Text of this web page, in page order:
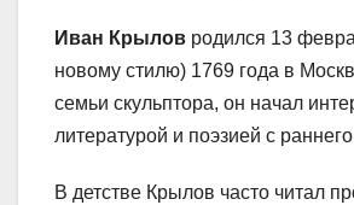
Иван Крылов родился 13
новому стилю) 1769 года в
семьи скульптора, он начал
литературой и поэзией с
В детстве Крылов часто читал